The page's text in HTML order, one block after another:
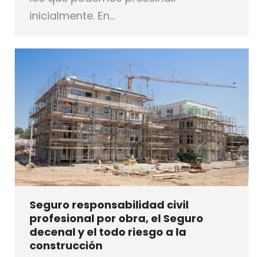
inicialmente. En…
Seguro responsabilidad civil
profesional por obra, el Seguro
decenal y el todo riesgo a la
construcción